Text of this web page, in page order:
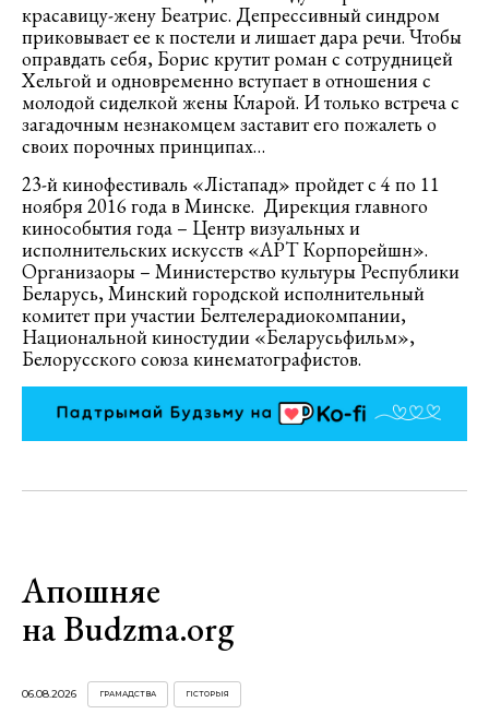
красавицу-жену Беатрис. Депрессивный синдром
приковывает ее к постели и лишает дара речи. Чтобы
оправдать себя, Борис крутит роман с сотрудницей
Хельгой и одновременно вступает в отношения с
молодой сиделкой жены Кларой. И только встреча с
загадочным незнакомцем заставит его пожалеть о
своих порочных принципах…
23-й кинофестиваль «Лістапад» пройдет с 4 по 11
ноября 2016 года в Минске. Дирекция главного
кинособытия года – Центр визуальных и
исполнительских искусств «АРТ Корпорейшн».
Организаоры ­­– Министерство культуры Республики
Беларусь, Минский городской исполнительный
комитет при участии Белтелерадиокомпании,
Национальной киностудии «Беларусьфильм»,
Белорусского союза кинематографистов.
Апошняе
на Budzma.org
06.08.2026 ГРАМАДСТВА ГІСТОРЫЯ